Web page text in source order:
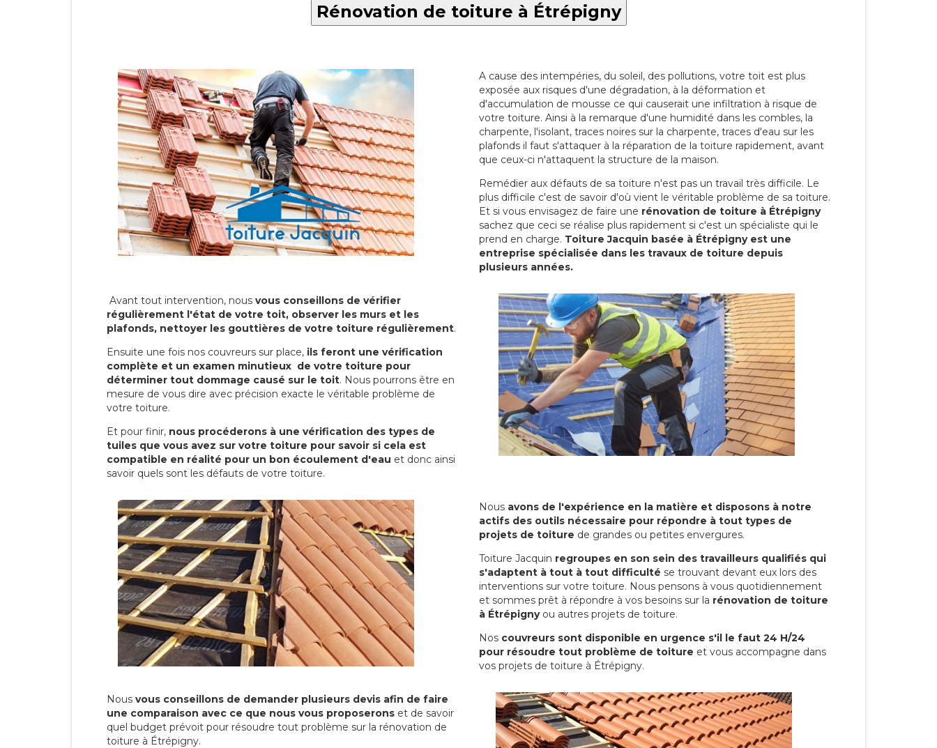
Rénovation de toiture à Étrépigny
A cause des intempéries, du soleil, des pollutions, votre toit est plus
exposée aux risques d'une dégradation, à la déformation et
d'accumulation de mousse ce qui causerait une infiltration à risque de
votre toiture. Ainsi à la remarque d'une humidité dans les combles, la
charpente, l'isolant, traces noires sur la charpente, traces d'eau sur les
plafonds il faut s'attaquer à la réparation de la toiture rapidement, avant
que ceux-ci n'attaquent la structure de la maison.
Remédier aux défauts de sa toiture n'est pas un travail très difficile. Le
plus difficile c'est de savoir d'où vient le véritable problème de sa toiture.
Et si vous envisagez de faire une rénovation de toiture à Étrépigny
sachez que ceci se réalise plus rapidement si c'est un spécialiste qui le
prend en charge. Toiture Jacquin basée à Étrépigny est une
entreprise spécialisée dans les travaux de toiture depuis
plusieurs années.
Avant tout intervention, nous vous conseillons de vérifier
régulièrement l'état de votre toit, observer les murs et les
plafonds, nettoyer les gouttières de votre toiture régulièrement.
Ensuite une fois nos couvreurs sur place, ils feront une vérification
complète et un examen minutieux de votre toiture pour
déterminer tout dommage causé sur le toit. Nous pourrons être en
mesure de vous dire avec précision exacte le véritable problème de
votre toiture.
Et pour finir, nous procéderons à une vérification des types de
tuiles que vous avez sur votre toiture pour savoir si cela est
compatible en réalité pour un bon écoulement d'eau et donc ainsi
savoir quels sont les défauts de votre toiture.
Nous avons de l'expérience en la matière et disposons à notre
actifs des outils nécessaire pour répondre à tout types de
projets de toiture de grandes ou petites envergures.
Toiture Jacquin regroupes en son sein des travailleurs qualifiés qui
s'adaptent à tout à tout difficulté se trouvant devant eux lors des
interventions sur votre toiture. Nous pensons à vous quotidiennement
et sommes prêt à répondre à vos besoins sur la rénovation de toiture
à Étrépignyou autres projets de toiture.
Nos couvreurs sont disponible en urgence s'il le faut 24 H/24
pour résoudre tout problème de toiture et vous accompagne dans
vos projets de toiture à Étrépigny.
Nous vous conseillons de demander plusieurs devis afin de faire
une comparaison avec ce que nous vous proposerons et de savoir
quel budget prévoit pour résoudre tout problème sur la rénovation de
toiture à Étrépigny.